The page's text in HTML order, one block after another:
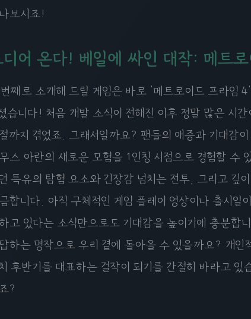
보시죠!
어 온다! 베일에 싸인 대작: 메트
째로 소개해 드릴 게임은 바로 '메트로이드 프라임
습니다! 처음 개발 소식이 전해진 이후 정말 많은 시
까지 겪었죠. 그래서일까요? 팬들의 애증과 기대감
스 아란의 새로운 모험을 1인칭 시점으로 경험할 수
특유의 탐험 요소와 긴장감 넘치는 전투, 그리고 깊
합니다. 아직 구체적인 게임 플레이 영상이나 출시일
고 있다는 소식만으로도 기대감을 높이기에 충분합
하는 명작으로 우리 곁에 돌아올 수 있을까요? 개인
후반기를 대표하는 걸작이 되기를 간절히 바라고
?